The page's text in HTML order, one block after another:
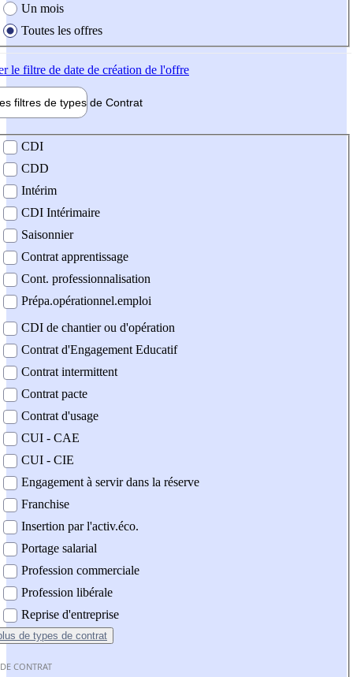
Un mois
Toutes les offres
le filtre de date de création de l'offre
filtres de types de Contrat
contrat
CDI
CDD
Intérim
CDI Intérimaire
Saisonnier
Contrat apprentissage
Cont. professionnalisation
Prépa.opérationnel.emploi
CDI de chantier ou d'opération
Contrat d'Engagement Educatif
Contrat intermittent
Contrat pacte
Contrat d'usage
CUI - CAE
CUI - CIE
Engagement à servir dans la réserve
Franchise
Insertion par l'activ.éco.
Portage salarial
Profession commerciale
Profession libérale
Reprise d'entreprise
de types de contrat
CONTRAT